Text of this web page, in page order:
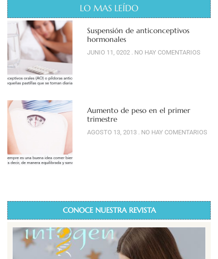
LO MAS LEÍDO
Suspensión de anticonceptivos
hormonales
JUNIO 11, 0202 NO HAY COMENTARIOS
Aumento de peso en el primer
trimestre
AGOSTO 13, 2013 NO HAY COMENTARIOS
CONOCE NUESTRA REVISTA